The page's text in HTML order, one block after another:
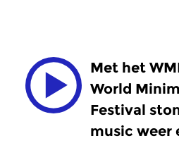
Met het
World
Festival
music weer